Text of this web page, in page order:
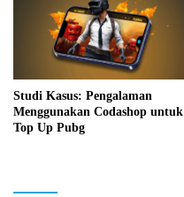
Studi Kasus: Pengalaman
Menggunakan Codashop untuk
Top Up Pubg